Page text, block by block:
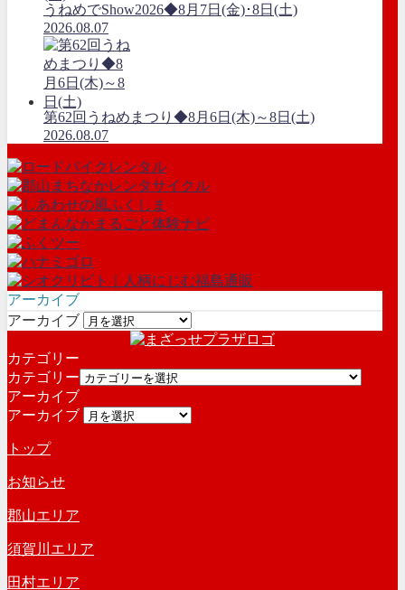
うねめでShow2026◆8月7日(金)･8日(土)
2026.08.07
第62回うねめまつり◆8月6日(木)～8日(土)
2026.08.07
アーカイブ
アーカイブ
カテゴリー
カテゴリー
アーカイブ
アーカイブ
トップ
お知らせ
郡山エリア
須賀川エリア
田村エリア